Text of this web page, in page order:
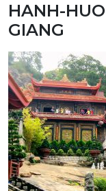
HANH-
GIANG